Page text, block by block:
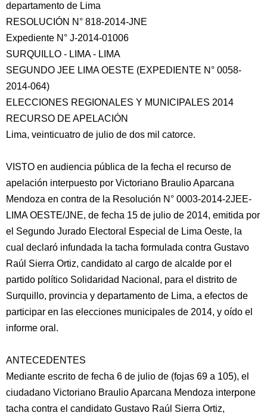
departamento de Lima
RESOLUCIÓN N° 818-2014-JNE
Expediente N° J-2014-01006
SURQUILLO - LIMA - LIMA
SEGUNDO JEE LIMA OESTE (EXPEDIENTE N° 0058-
2014-064)
ELECCIONES REGIONALES Y MUNICIPALES 2014
RECURSO DE APELACIÓN
Lima, veinticuatro de julio de dos mil catorce.
VISTO en audiencia pública de la fecha el recurso de
apelación interpuesto por Victoriano BraulioAparcana
Mendoza en contra de la Resolución N° 0003-2014-2JEE-
LIMA OESTE/JNE, de fecha 15 de julio de 2014, emitida por
el Segundo Jurado Electoral Especial de Lima Oeste, la
cual declaró infundada la tacha formulada contra Gustavo
Raúl Sierra Ortiz, candidato al cargo de alcalde por el
partido político Solidaridad Nacional, para el distrito de
Surquillo, provincia y departamento de Lima, a efectos de
participar en las elecciones municipales de 2014, y oído el
informe oral.
ANTECEDENTES
Mediante escrito de fecha 6 de julio de (fojas 69 a 105), el
ciudadano Victoriano Braulio Aparcana Mendoza interpone
tacha contra el candidato Gustavo Raúl Sierra Ortiz,